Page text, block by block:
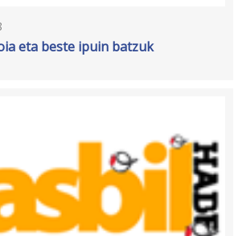
eta beste ipuin batzuk